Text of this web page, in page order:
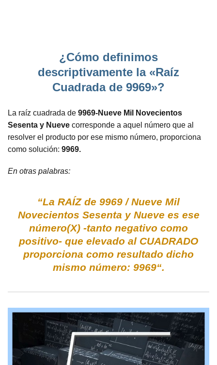
¿Cómo definimos
descriptivamente la «Raíz
Cuadrada de 9969»?
La raíz cuadrada de 9969-Nueve Mil Novecientos
Sesenta y Nueve corresponde a aquel número que al
resolver el producto por ese mismo número, proporciona
como solución: 9969.
En otras palabras:
“La RAÍZ de 9969 / Nueve Mil
Novecientos Sesenta y Nueve es ese
número(X) -tanto negativo como
positivo- que elevado al CUADRADO
proporciona como resultado dicho
mismo número: 9969“.